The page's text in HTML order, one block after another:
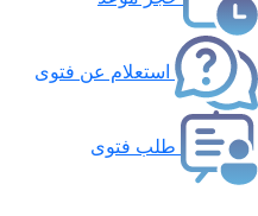
استعلام عن فتوى
طلب فتوى